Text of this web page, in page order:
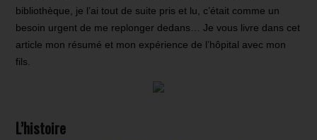
bibliothèque, je l’ai tout de suite pris et lu, c’était comme un
besoin urgent de me replonger dedans… Je vous livre dans cet
article mon résumé et mon expérience de l’hôpital avec mon
fils.
L’histoire